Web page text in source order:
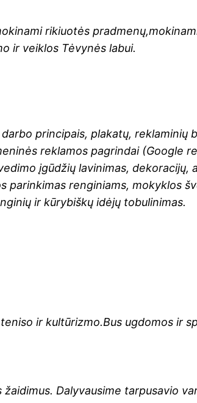
rikiuotės
ir veiklos Tėvynės labui.
principais, plakatų, reklaminių
reklamos pagrindai (Google
įgūdžių lavinimas, dekoracijų,
parinkimas renginiams, mokyklos
ir kūrybiškų idėjų tobulinimas.
ir kultūrizmo.Bus ugdomos ir
Dalyvausime tarpusavio